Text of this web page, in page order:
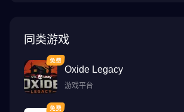
同类游戏
Oxide Legacy
游戏平台